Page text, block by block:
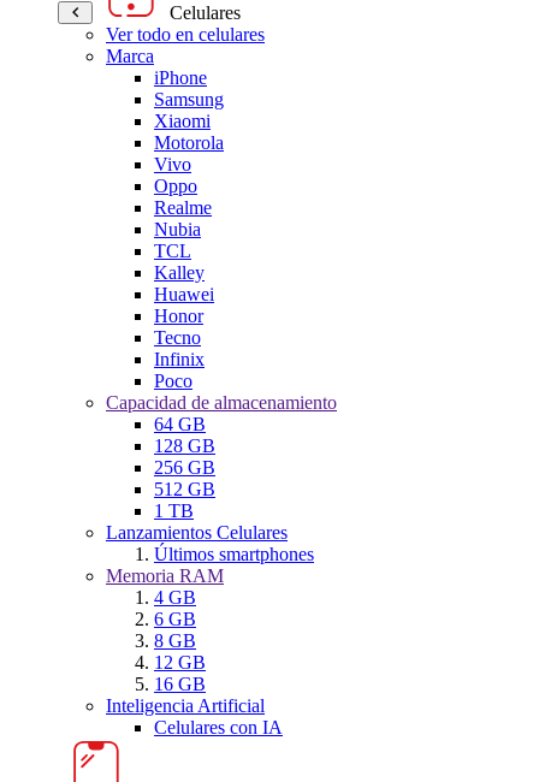
Celulares
Ver todo en celulares
Marca
iPhone
Samsung
Xiaomi
Motorola
Vivo
Oppo
Realme
Nubia
TCL
Kalley
Huawei
Honor
Tecno
Infinix
Poco
Capacidad de almacenamiento
64 GB
128 GB
256 GB
512 GB
1 TB
Lanzamientos Celulares
Últimos smartphones
Memoria RAM
4 GB
6 GB
8 GB
12 GB
16 GB
Inteligencia Artificial
Celulares con IA